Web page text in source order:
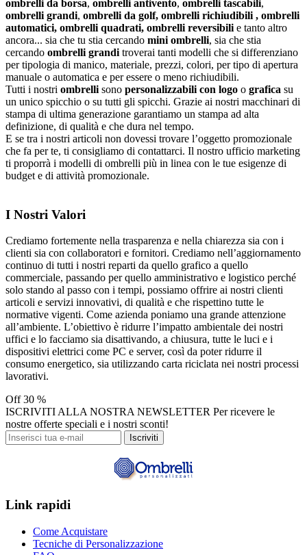
ombrelli da borsa, ombrelli antivento, ombrelli tascabili,
ombrelli grandi, ombrelli da golf, ombrelli richiudibili , ombrelli
automatici, ombrelli quadrati, ombrelli reversibili e tanto altro
ancora... sia che tu stia cercando mini ombrelli, sia che stia
cercando ombrelli grandi troverai tanti modelli che si differenziano
per tipologia di manico, materiale, prezzi, colori, per tipo di apertura
manuale o automatica e per essere o meno richiudibili.
Tutti i nostri ombrelli sono personalizzabili con logo o grafica su
un unico spicchio o su tutti gli spicchi. Grazie ai nostri macchinari di
stampa di ultima generazione garantiamo un stampa ad alta
definizione, di qualità e che dura nel tempo.
E se tra i nostri articoli non dovessi trovare l’oggetto promozionale
che fa per te, ti consigliamo di contattarci. Il nostro ufficio marketing
ti proporrà i modelli di ombrelli più in linea con le tue esigenze di
budget e di attività promozionale.
I Nostri Valori
Crediamo fortemente nella trasparenza e nella chiarezza sia con i
clienti sia con collaboratori e fornitori. Crediamo nell’aggiornamento
continuo di tutti i nostri reparti da quello grafico a quello
commerciale, passando per quello amministrativo e logistico perché
solo stando al passo con i tempi, possiamo offrire ai nostri clienti
articoli e servizi innovativi, di qualità e che rispettino tutte le
normative vigenti. Come azienda poniamo una grande attenzione
all’ambiente. L’obiettivo è ridurre l’impatto ambientale dei nostri
uffici e lo facciamo sia disattivando, a chiusura, tutte le luci e i
dispositivi elettrici come PC e server, così da poter ridurre il
consumo energetico, sia utilizzando carta riciclata nei nostri processi
lavorativi.
Off30 %
ISCRIVITI ALLA NOSTRA NEWSLETTER Per ricevere le
nostre offerte speciali e i nostri sconti!
Iscriviti
Link rapidi
Come Acquistare
Tecniche di Personalizzazione